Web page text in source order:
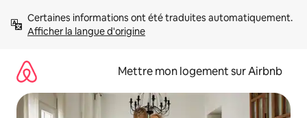
directement
Afficher la langue d'origine
Mettre mon logement sur Airbnb